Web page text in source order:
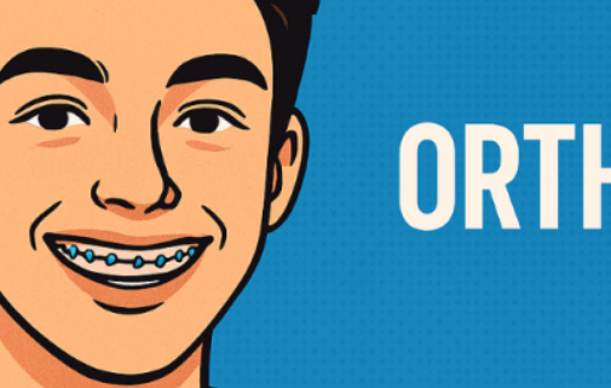
ثابت
فوم جرمگیر پلاک و سفید کننده دندان
قرص ضد عفونی کننده و جرمگیر پلاک
عادت شکن
زیبایی
تماس با ما